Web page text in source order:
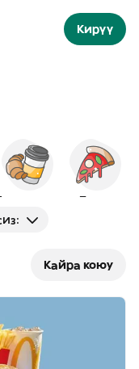
Кирүү
тамак Пицца
Кайра коюу